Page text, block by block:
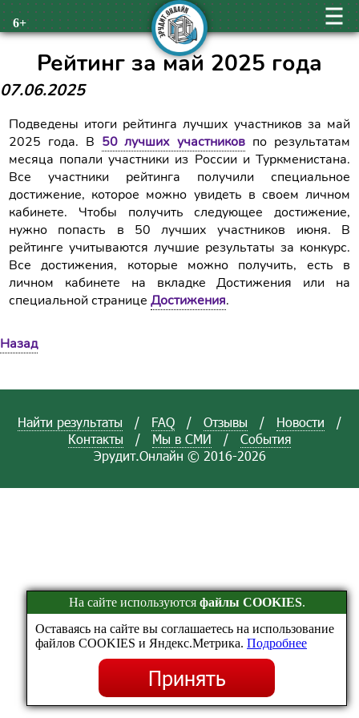
6+
Рейтинг за май 2025 года
07.06.2025
Подведены итоги рейтинга лучших участников за май
2025 года. В 50 лучших участников по результатам
месяца попали участники из России и Туркменистана.
Все участники рейтинга получили специальное
достижение, которое можно увидеть в своем личном
кабинете. Чтобы получить следующее достижение,
нужно попасть в 50 лучших участников июня. В
рейтинге учитываются лучшие результаты за конкурс.
Все достижения, которые можно получить, есть в
личном кабинете на вкладке Достижения или на
специальной страницеДостижения.
Назад
Найти результаты / FAQ / Отзывы / Новости
/
Контакты
/ Мы в СМИ /
События
Эрудит.Онлайн © 2016-2026
На сайте используются файлы COOKIES.
Оставаясь на сайте вы соглашаетесь на использование
файлов COOKIES и Яндекс.Метрика. Подробнее
Принять